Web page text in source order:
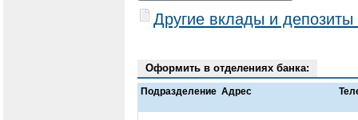
Другие вклады и
Оформить в отделениях банка:
Подразделение Адрес